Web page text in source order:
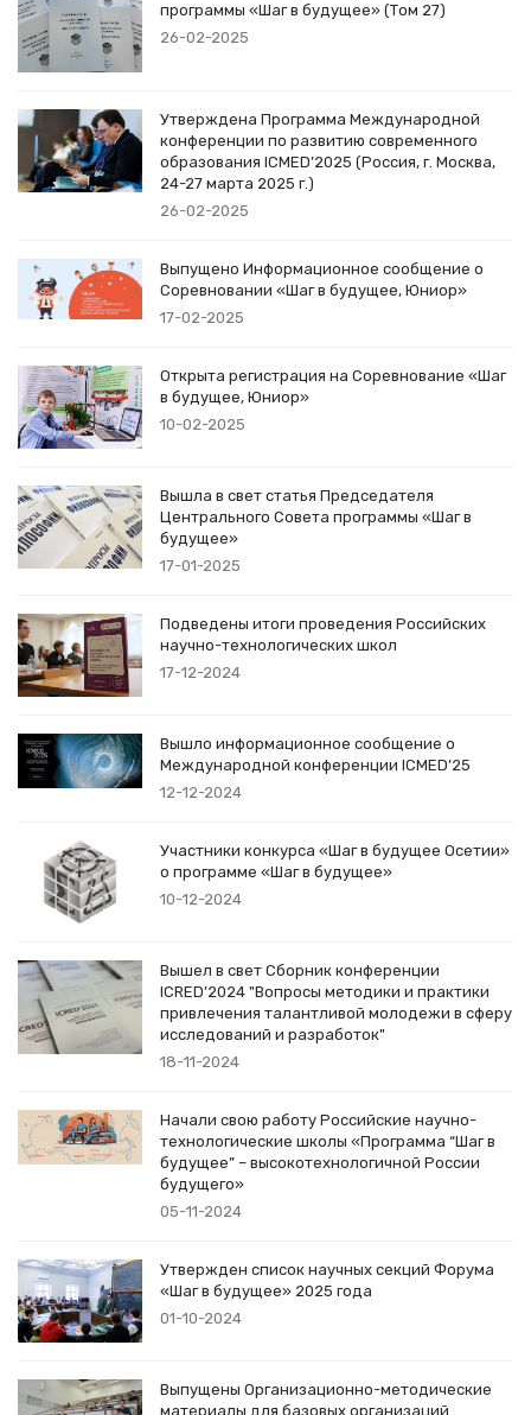
программы «Шаг в будущее» (Том 27)
26-02-2025
Утверждена Программа Международной
конференции по развитию современного
образования ICMED’2025 (Россия, г. Москва,
24-27 марта 2025 г.)
26-02-2025
Выпущено Информационное сообщение о
Соревновании «Шаг в будущее, Юниор»
17-02-2025
Открыта регистрация на Соревнование «Шаг
в будущее, Юниор»
10-02-2025
Вышла в свет статья Председателя
Центрального Совета программы «Шаг в
будущее»
17-01-2025
Подведены итоги проведения Российских
научно-технологических школ
17-12-2024
Вышло информационное сообщение о
Международной конференции ICMED’25
12-12-2024
Участники конкурса «Шаг в будущее Осетии»
о программе «Шаг в будущее»
10-12-2024
Вышел в свет Сборник конференции
ICRED’2024 "Вопросы методики и практики
привлечения талантливой молодежи в сферу
исследований и разработок"
18-11-2024
Начали свою работу Российские научно-
технологические школы «Программа “Шаг в
будущее” – высокотехнологичной России
будущего»
05-11-2024
Утвержден список научных секций Форума
«Шаг в будущее» 2025 года
01-10-2024
Выпущены Организационно-методические
материалы для базовых организаций